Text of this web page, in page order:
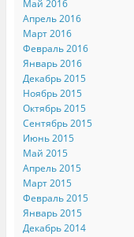
Май 2016
Апрель 2016
Март 2016
Февраль 2016
Январь 2016
Декабрь 2015
Ноябрь 2015
Октябрь 2015
Сентябрь 2015
Июнь 2015
Май 2015
Апрель 2015
Март 2015
Февраль 2015
Январь 2015
Декабрь 2014